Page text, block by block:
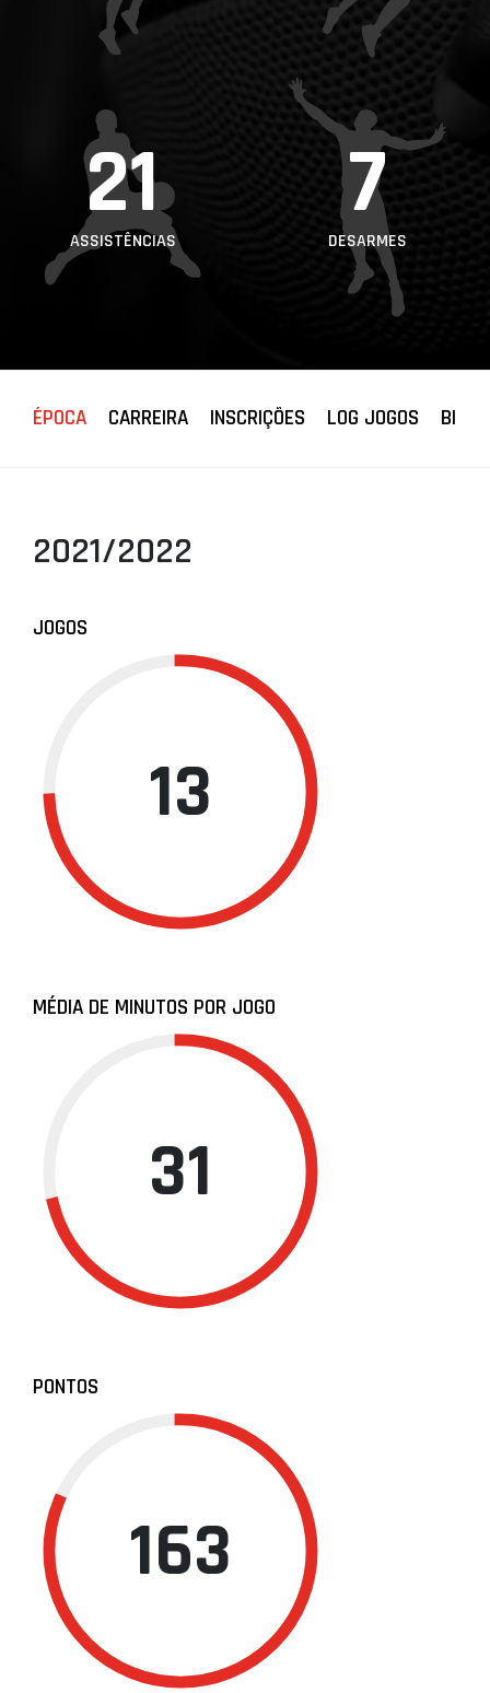
21
ASSISTÊNCIAS
7
DESARMES
ÉPOCA CARREIRA INSCRIÇÕES LOG JOGOS
2021/2022
JOGOS
13
MÉDIA DE MINUTOS POR JOGO
31
PONTOS
163